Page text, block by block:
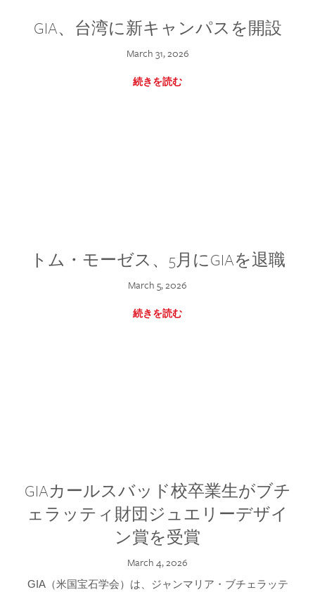
GIA、台湾に新キャンパスを開設
March 31, 2026
続きを読む
トム・モーゼス、5月にGIAを退職
March 5, 2026
続きを読む
GIAカールスバッド校卒業生がブチ
ェラッティ財団ジュエリーデザイ
ン賞を受賞
March 4, 2026
GIA（米国宝石学会）は、ジャンマリア・ブチェラッテ